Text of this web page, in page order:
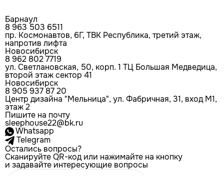
Барнаул
8 963 503 6511
пр. Космонавтов, 6Г, ТВК Республика, третий этаж,
напротив лифта
Новосибирск
8 962 802 7719
ул. Светлановская, 50, корп. 1 ТЦ Большая Медведица,
второй этаж сектор 41
Новосибирск
8 905 937 87 20
Центр дизайна "Мельница", ул. Фабричная, 31, вход М1,
этаж 2
Пишите на почту
sleephouse22@bk.ru
Whatsapp
Telegram
Остались вопросы?
Сканируйте QR-код или нажимайте на кнопку
и задавайте интересующие вопросы